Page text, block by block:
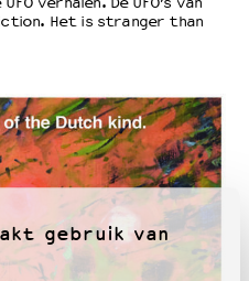
gebruik van
Het is stranger than